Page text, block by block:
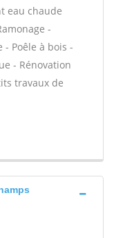
eau chaude
-
Poêle à bois -
- Rénovation
travaux de